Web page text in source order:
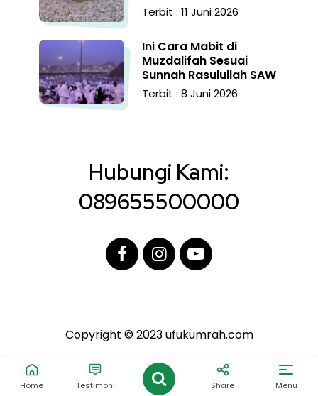
Terbit : 11 Juni 2026
Ini Cara Mabit di
Muzdalifah Sesuai
Sunnah Rasulullah SAW
Terbit : 8 Juni 2026
Hubungi Kami:
089655500000
Copyright © 2023 ufukumrah.com
Home Testimoni Share Menu